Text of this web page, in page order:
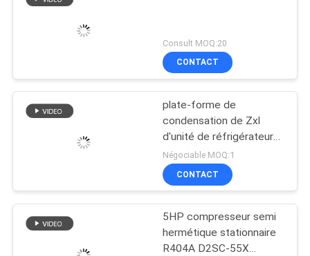
Consult MOQ:20
CONTACT
plate-forme de
condensation de Zxl
d'unité de réfrigérateur
de 5hp ZXL050E R404A
de condensateur de
basse température de
copeland commercial
d'Emerson
Négociable MOQ:1
CONTACT
5HP compresseur semi
hermétique stationnaire
R404A D2SC-55X